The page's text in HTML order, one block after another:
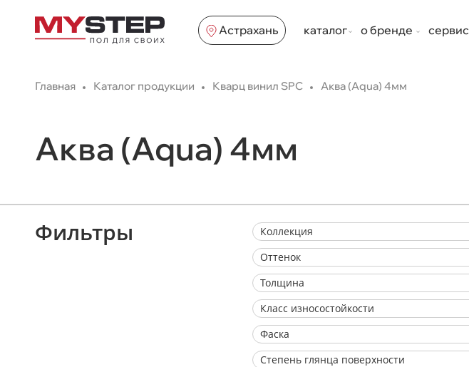
Астрахань каталог о бренде сервис
Главная Каталог продукции Кварц винил SPC Аква (Aqua) 4мм
Аква (Aqua) 4мм
Фильтры
Коллекция
Оттенок
Толщина
Класс износостойкости
Фаска
Степень глянца поверхности